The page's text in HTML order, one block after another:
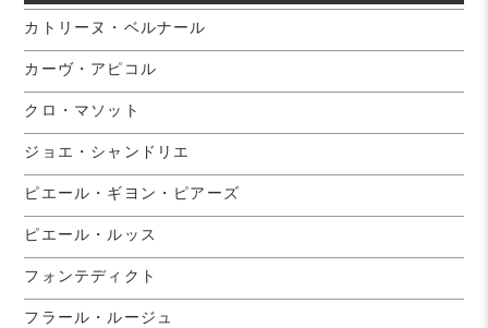
カトリーヌ・ベルナール
カーヴ・アピコル
クロ・マソット
ジョエ・シャンドリエ
ピエール・ギヨン・ピアーズ
ピエール・ルッス
フォンテディクト
フラール・ルージュ